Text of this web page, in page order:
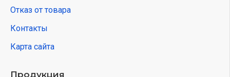
Отказ от товара
Контакты
Карта сайта
Продукция